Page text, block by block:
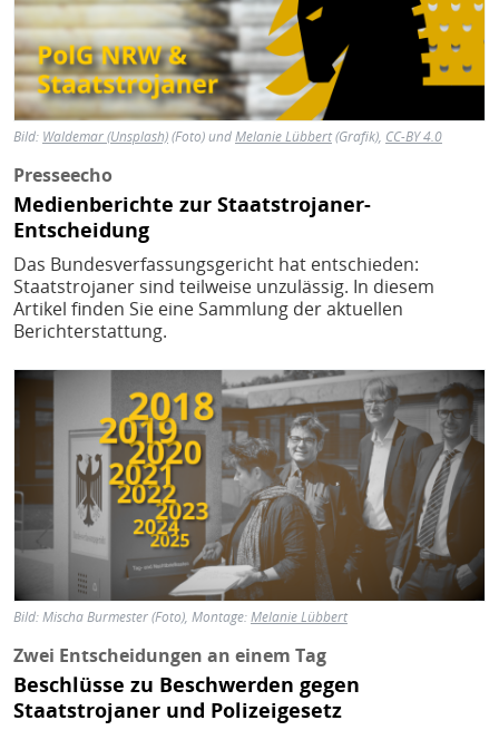
Bild: Waldemar(Unsplash)(Foto) undMelanie Lübbert(Grafik), CC-BY 4.0
Presseecho
Medienberichte zur Staatstrojaner-
Entscheidung
Das Bundesverfassungsgericht hat entschieden:
Staatstrojaner sind teilweise unzulässig. In diesem
Artikel finden Sie eine Sammlung der aktuellen
Berichterstattung.
Bild
Bild: Mischa Burmester (Foto), Montage:Melanie Lübbert
Zwei Entscheidungen an einem Tag
Beschlüsse zu Beschwerden gegen
Staatstrojaner und Polizeigesetz